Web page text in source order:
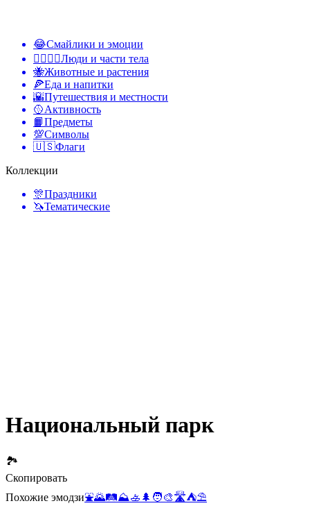
😂Смайлики и эмоции
👩‍❤️‍💋‍👨Люди и части тела
🐝Животные и растения
🍕Еда и напитки
🌇Путешествия и местности
🥎Активность
📙Предметы
💯Символы
🇺🇸Флаги
Коллекции
🎊Праздники
🦄Тематические
Национальный парк
🏞️
Скопировать
Похожие эмодзи⛲🌄🛤️⛰️🚣 🌲 🧑‍🎨🛣️⛺⛱️